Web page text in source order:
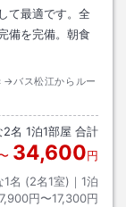
て最適です。全
備を完備。朝食
→バス松江からルー
2名 1泊1部屋 合計
34,600円
1名 (2名1室)｜ 1泊
7,900円〜17,300円